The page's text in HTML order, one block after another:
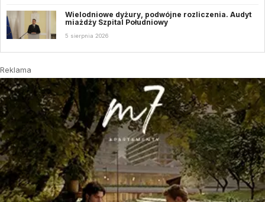
Wielodniowe dyżury, podwójne rozliczenia. Audyt
miażdży Szpital Południowy
5 sierpnia 2026
Reklama